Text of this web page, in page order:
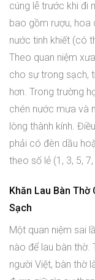
cúng lễ trước khi đi
bao gồm rượu, hoa
nước tinh khiết (có
Theo quan niệm
cho sự trong sạch,
hơn. Trong trường
chén nước mưa và
lòng thành kính.
phải có đèn dầu
theo số lẻ (1, 3, 5,
Khăn Lau Bàn Thờ
Sạch
Một quan niệm sai
nào để lau bàn thờ.
người Việt, bàn thờ